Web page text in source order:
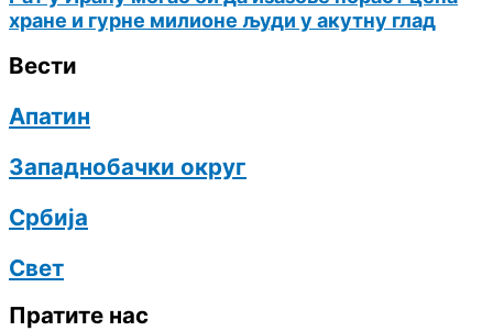
хране и гурне милионе људи у акутну глад
Вести
Апатин
Западнобачки округ
Србија
Свет
Пратите нас